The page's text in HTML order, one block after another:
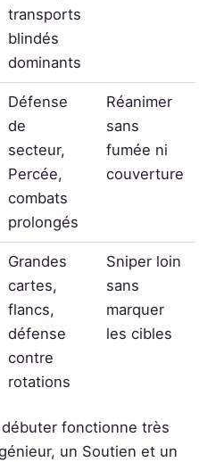
transports
blindés
dominants
Défense
de
secteur,
Percée,
combats
prolongés
Réanimer
sans
fumée ni
couverture
Grandes
cartes,
flancs,
défense
contre
rotations
Sniper loin
sans
marquer
les cibles
fonctionne très
un Soutien et un